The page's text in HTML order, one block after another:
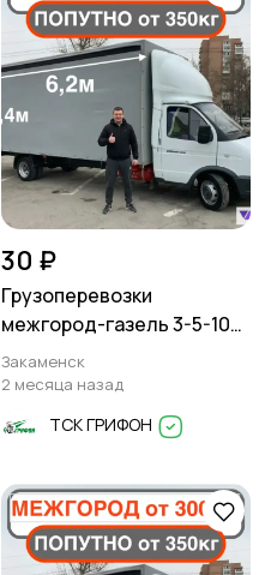
30 ₽
Грузоперевозки
межгород-газель 3-5-10
тонн
Закаменск
2 месяца назад
ТСК ГРИФОН